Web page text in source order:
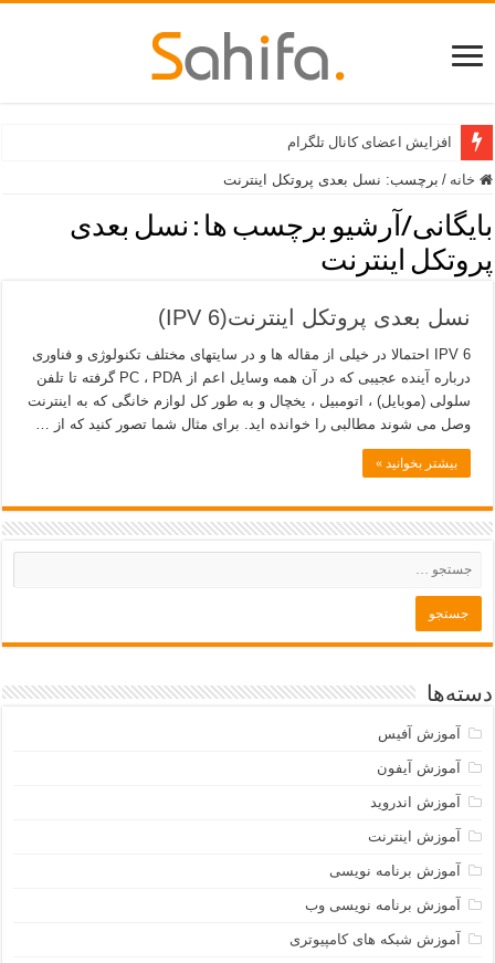
افزایش اعضای کانال تلگرام
خانه / برچسب: نسل بعدی پروتکل اینترنت
بایگانی/آرشیو برچسب ها : نسل بعدی
پروتکل اینترنت
نسل بعدی پروتکل اینترنت(IPV 6)
IPV 6 احتمالا در خیلی از مقاله ها و در سایتهای مختلف تکنولوژی و فناوری
درباره آینده عجیبی که در آن همه وسایل اعم از PC ، PDA گرفته تا تلفن
سلولی (موبایل) ، اتومبیل ، یخچال و به طور کل لوازم خانگی که به اینترنت
وصل می شوند مطالبی را خوانده اید. برای مثال شما تصور کنید که از …
بیشتر بخوانید »
دسته‌ها
آموزش آفیس
آموزش آیفون
آموزش اندروید
آموزش اینترنت
آموزش برنامه نویسی
آموزش برنامه نویسی وب
آموزش شبکه های کامپیوتری